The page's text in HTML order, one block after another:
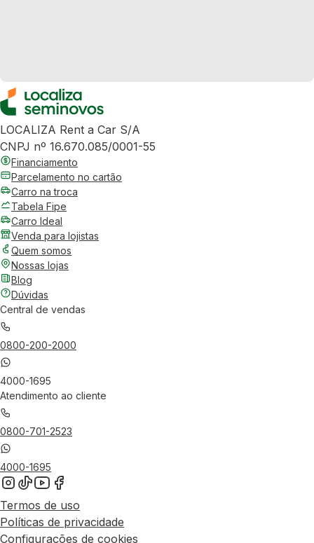
LOCALIZA Rent a Car S/A
CNPJ nº 16.670.085/0001-55
Financiamento
Parcelamento no cartão
Carro na troca
Tabela Fipe
Carro Ideal
Venda para lojistas
Quem somos
Nossas lojas
Blog
Dúvidas
Central de vendas
0800-200-2000
4000-1695
Atendimento ao cliente
0800-701-2523
4000-1695
Termos de uso
Políticas de privacidade
Configurações de cookies